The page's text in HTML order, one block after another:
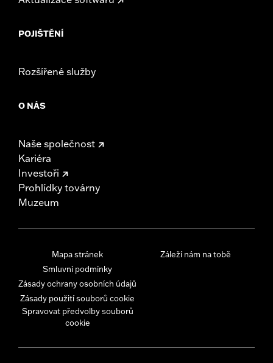
POJIŠTĚNÍ
Rozšířené služby
O NÁS
Naše společnost
Kariéra
Investoři
Prohlídky továrny
Muzeum
Mapa stránek
Smluvní podmínky
Zásady ochrany osobních údajů
Zásady použití souborů cookie
Spravovat předvolby souborů
cookie
Záleží nám na tobě